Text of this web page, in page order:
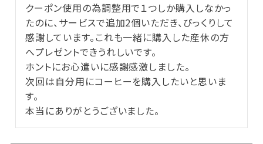
クーポン使用の為調整用で１つしか購入しなかっ
たのに、サービスで追加2個いただき、びっくりして
感謝しています。これも一緒に購入した産休の方
へプレゼントできうれしいです。
ホントにお心遣いに感謝感激しました。
次回は自分用にコーヒーを購入したいと思いま
す。
本当にありがとうございました。